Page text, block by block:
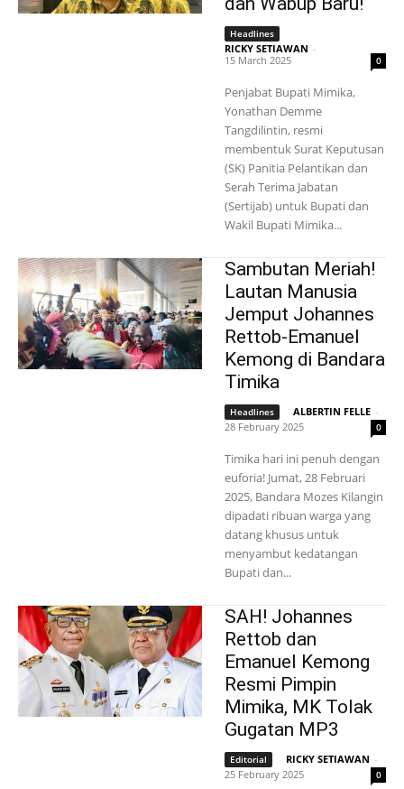
Headlines
RICKY SETIAWAN -
15 March 2025
0
Penjabat Bupati Mimika,
Yonathan Demme
Tangdilintin, resmi
membentuk Surat Keputusan
(SK) Panitia Pelantikan dan
Serah Terima Jabatan
(Sertijab) untuk Bupati dan
Wakil Bupati Mimika...
Sambutan Meriah!
Lautan Manusia
Jemput Johannes
Rettob-Emanuel
Kemong di Bandara
Timika
Headlines ALBERTIN FELLE -
28 February 2025
0
Timika hari ini penuh dengan
euforia! Jumat, 28 Februari
2025, Bandara Mozes Kilangin
dipadati ribuan warga yang
datang khusus untuk
menyambut kedatangan
Bupati dan...
SAH! Johannes
Rettob dan
Emanuel Kemong
Resmi Pimpin
Mimika, MK Tolak
Gugatan MP3
Editorial RICKY SETIAWAN -
25 February 2025
0